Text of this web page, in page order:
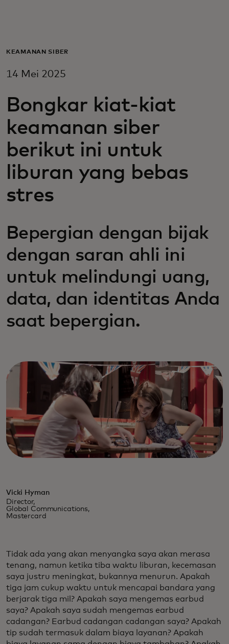
Untuk bisnis
Untuk inovator
Berita dan tren
KEAMANAN SIBER
14 Mei 2025
Bongkar kiat-kiat
keamanan siber
berikut ini untuk
liburan yang bebas
stres
Bepergian dengan bijak
dengan saran ahli ini
untuk melindungi uang,
data, dan identitas Anda
saat bepergian.
Vicki Hyman
Director,
Global Communications,
Mastercard
Tidak ada yang akan menyangka saya akan merasa
tenang, namun ketika tiba waktu liburan, kecemasan
saya justru meningkat, bukannya menurun. Apakah
tiga jam cukup waktu untuk mencapai bandara yang
berjarak tiga mil? Apakah saya mengemas earbud
saya? Apakah saya sudah mengemas earbud
cadangan? Earbud cadangan cadangan saya? Apakah
tip sudah termasuk dalam biaya layanan? Apakah